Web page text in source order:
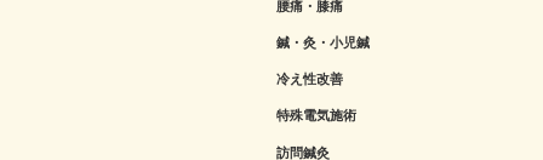
腰痛・膝痛
鍼・灸・小児鍼
冷え性改善
特殊電気施術
訪問鍼灸